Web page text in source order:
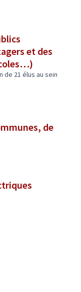
et des
de 21 élus au sein
de